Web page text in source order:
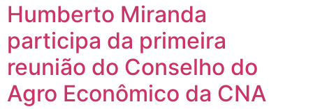
Humberto Miranda
participa da primeira
reunião do Conselho do
Agro Econômico da CNA